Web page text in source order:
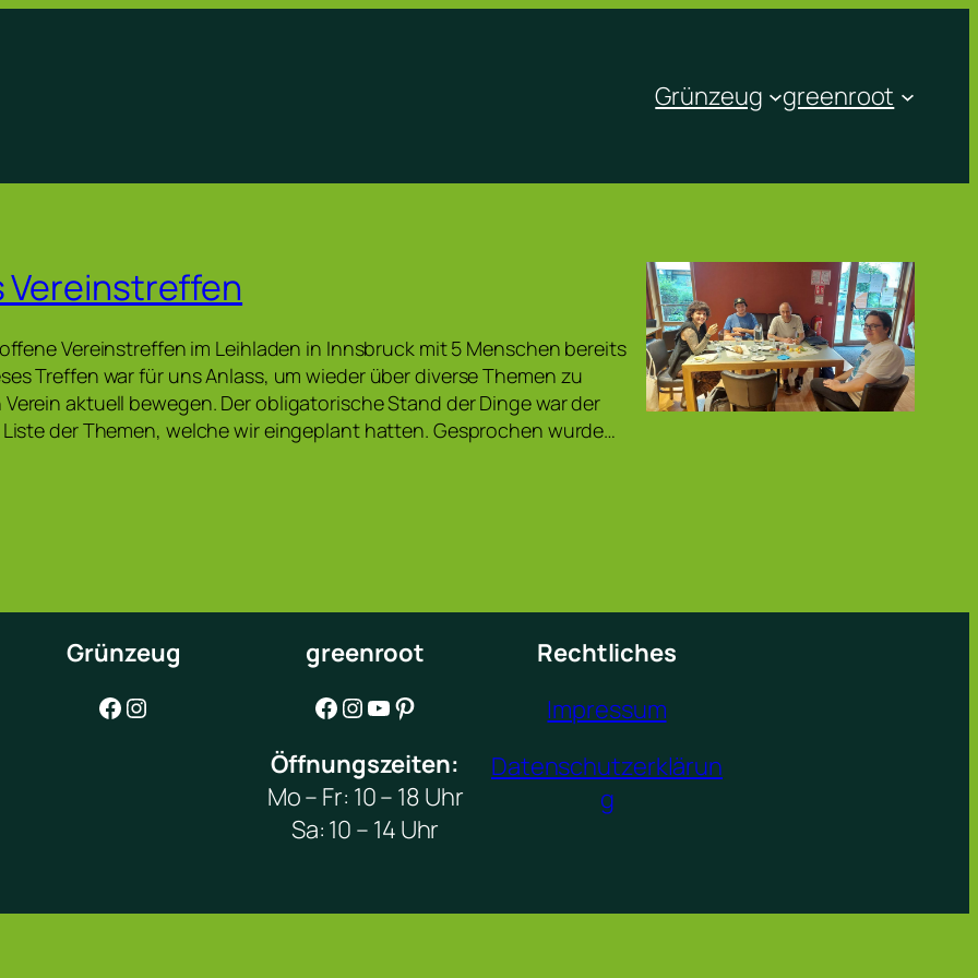
Grünzeug greenroot
Vereinstreffen
Vereinstreffen im Leihladen in Innsbruck mit 5 Menschen bereits
Treffen war für uns Anlass, um wieder über diverse Themen zu
aktuell bewegen. Der obligatorische Stand der Dinge war der
der Themen, welche wir eingeplant hatten. Gesprochen wurde…
Grünzeug
Facebook Instagram
greenroot
Facebook Instagram YouTube Pinterest
Öffnungszeiten:
Mo – Fr: 10 – 18 Uhr
Sa: 10 – 14 Uhr
Rechtliches
Impressum
Datenschutzerklärun
g